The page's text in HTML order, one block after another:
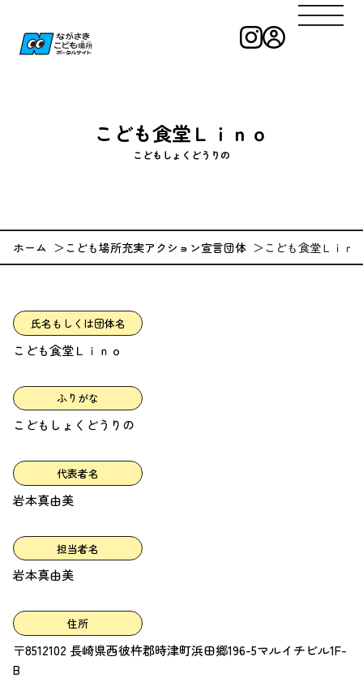
ながさきこども
こども食堂Ｌｉｎｏ
こどもしょくどうりの
ホーム こども場所充実アクション宣言団体 こども食堂Ｌｉｎ
氏名もしくは団体名
こども食堂Ｌｉｎｏ
ふりがな
こどもしょくどうりの
代表者名
岩本真由美
担当者名
岩本真由美
住所
〒8512102 長崎県西彼杵郡時津町浜田郷196-5マルイチビル1F-
B